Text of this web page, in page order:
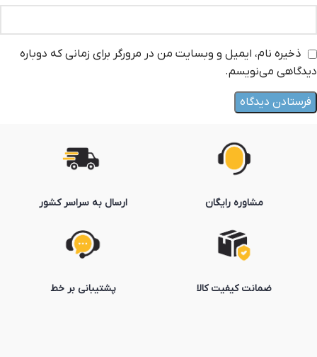
ذخیره نام، ایمیل و وبسایت من در مرورگر برای زمانی که دوباره
دیدگاهی می‌نویسم.
مشاوره رایگان
ضمانت کیفیت کالا
ارسال به سراسر کشور
پشتیبانی بر خط